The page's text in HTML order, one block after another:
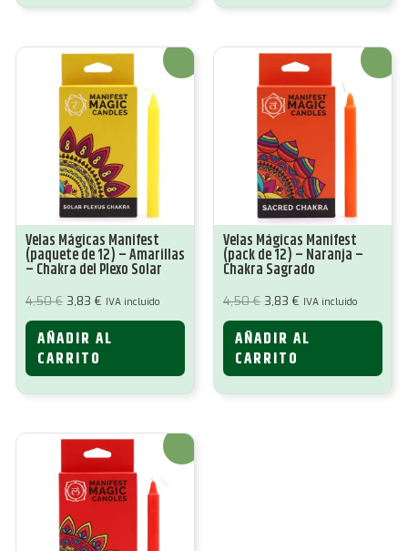
¡Oferta!
Velas Mágicas Manifest
(paquete de 12) – Amarillas
– Chakra del Plexo Solar
4,50€ El
original
era:
4,50 €.
3,83 € El
actual
es:
3,83 €.
IVA incluido
AÑADIR AL
CARRITO
¡Oferta!
Velas Mágicas Manifest
(pack de 12) – Naranja –
Chakra Sagrado
4,50€ El
original
era:
4,50 €.
3,83 € El
actual
es:
3,83 €.
IVA incluido
AÑADIR AL
CARRITO
¡Oferta!